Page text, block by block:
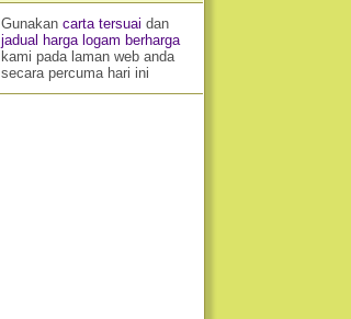
Gunakan carta tersuai dan
jadual harga logam berharga
kami pada laman web anda
secara percuma hari ini